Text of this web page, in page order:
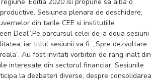
Sesiunea plenara de deschidere,
din tarile CEE si institutiile
Deal’’.Pe parcursul celei de-a doua sesiuni
iar titlul sesiunii va fi: „Spre dezvoltare
Au fost invitati vorbitori de rang inalt din
interesate din sectorul financiar. Sesiunile
la dezbateri diverse, despre consolidarea